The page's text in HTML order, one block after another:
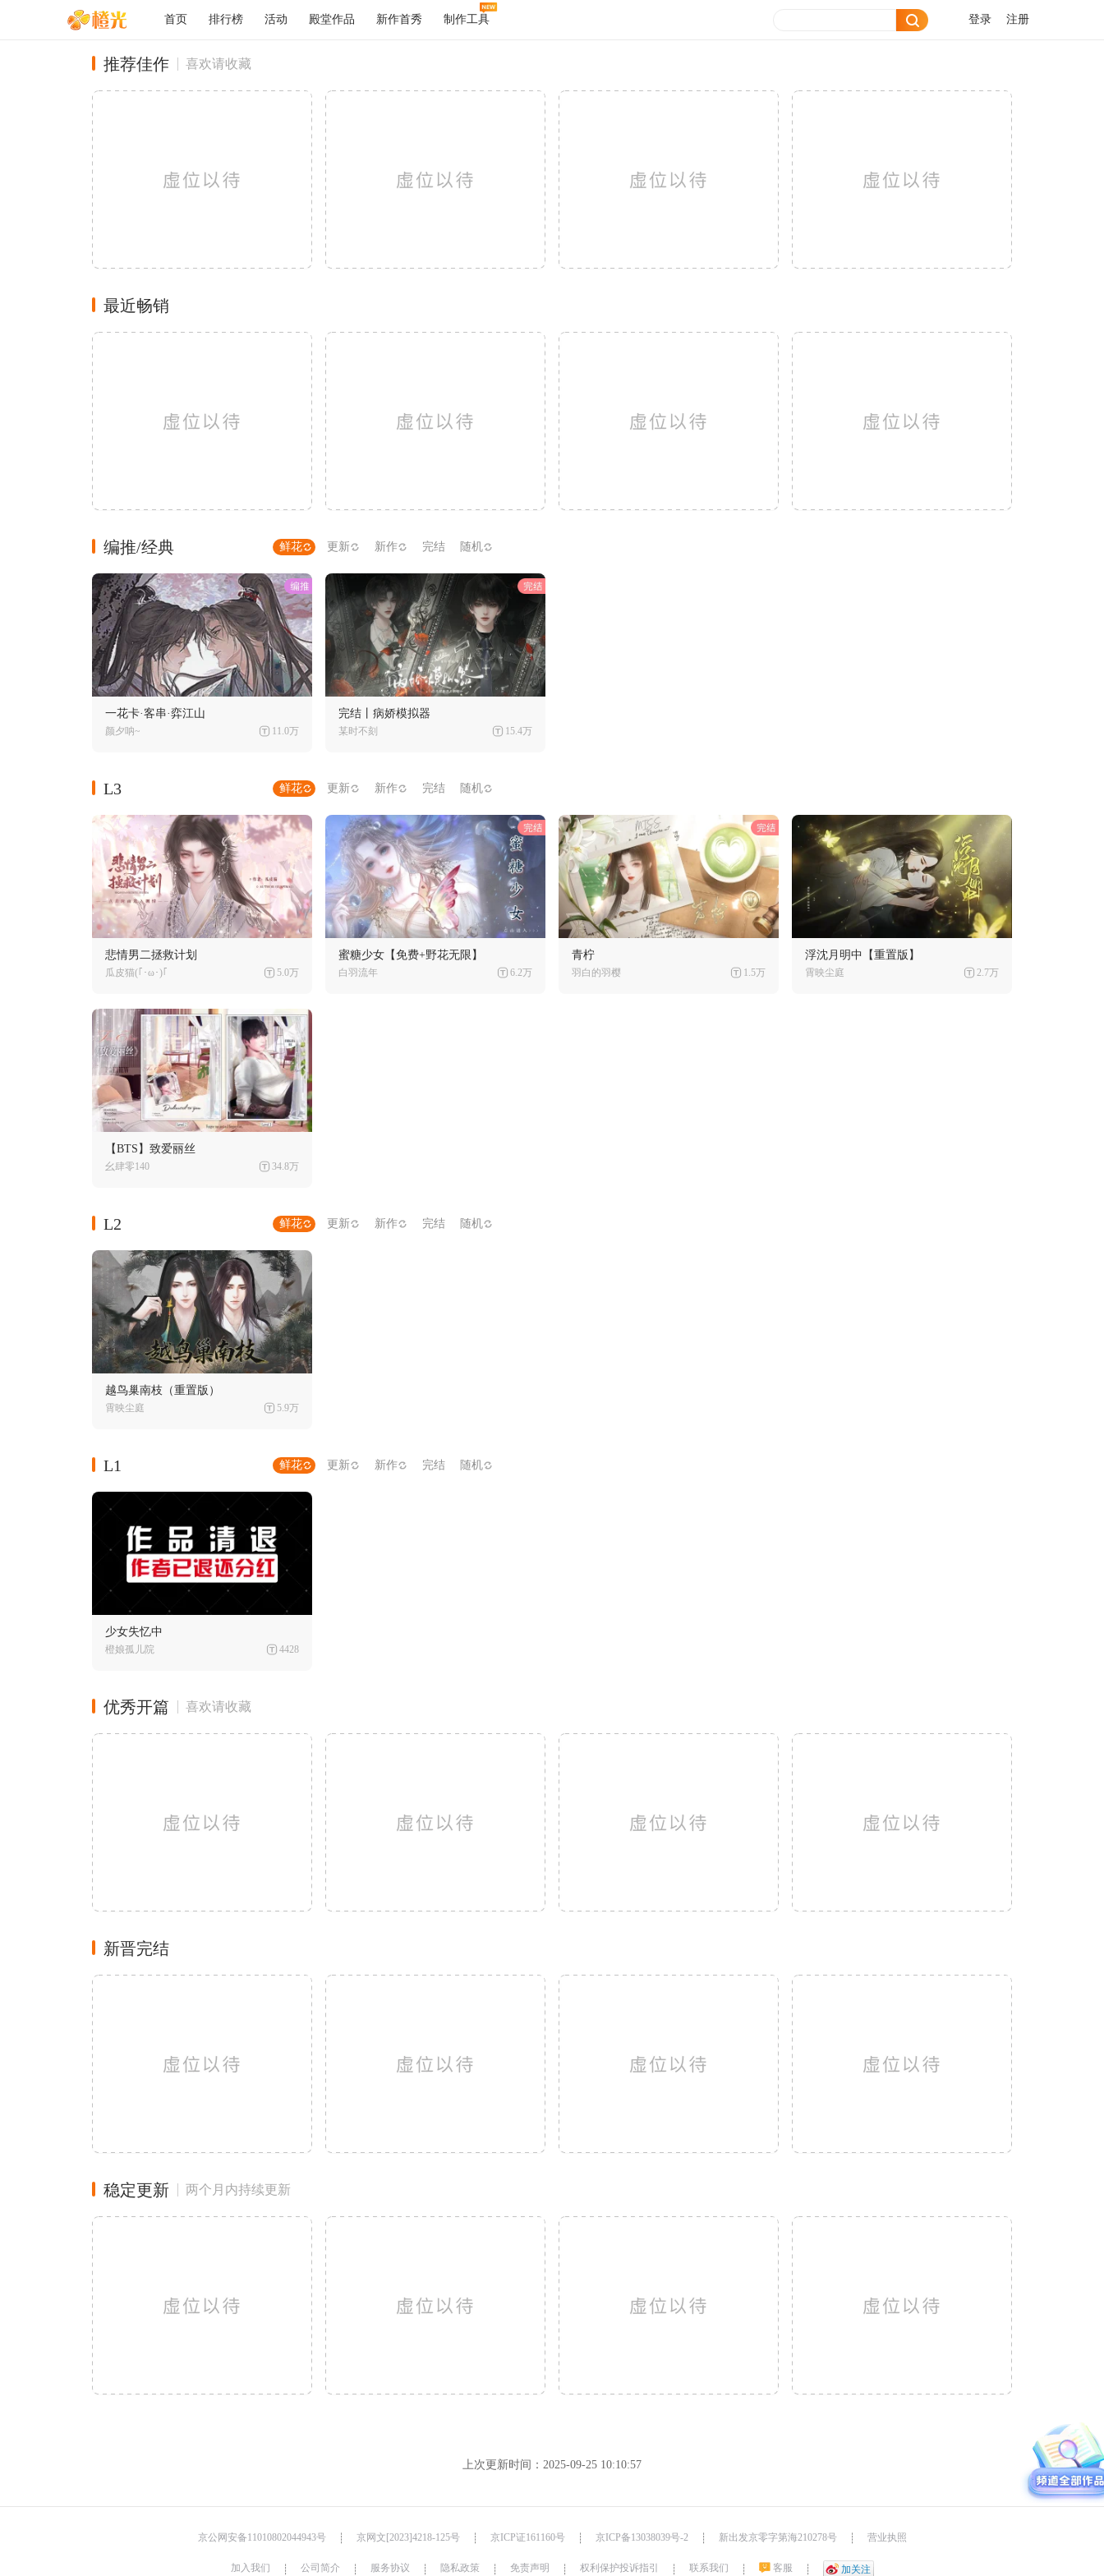
首页 排行榜 活动 殿堂作品 新作首秀 制作工具 登录 注册
推荐佳作 喜欢请收藏
最近畅销
编推/经典 鲜花 更新 新作 完结 随机
一花卡·客串·弈江山
颜夕呐~ 11.0万
完结丨病娇模拟器
某时不刻 15.4万
L3 鲜花 更新 新作 完结 随机
悲情男二拯救计划
瓜皮猫(｢･ω･)｢ 5.0万
蜜糖少女【免费+野花无限】
白羽流年 6.2万
青柠
羽白的羽樱 1.5万
浮沈月明中【重置版】
霄映尘庭 2.7万
【BTS】致爱丽丝
幺肆零140 34.8万
L2 鲜花 更新 新作 完结 随机
越鸟巢南枝（重置版）
霄映尘庭 5.9万
L1 鲜花 更新 新作 完结 随机
少女失忆中
橙娘孤儿院 4428
优秀开篇 喜欢请收藏
新晋完结
稳定更新 两个月内持续更新
上次更新时间：2025-09-25 10:10:57
京公网安备11010802044943号 ┊ 京网文[2023]4218-125号 ┊ 京ICP证161160号 ┊ 京ICP备13038039号-2 ┊ 新出发京零字第海210278号 ┊ 营业执照
加入我们 ┊ 公司简介 ┊ 服务协议 ┊ 隐私政策 ┊ 免责声明 ┊ 权利保护投诉指引 ┊ 联系我们 ┊ 客服 ┊ 加关注